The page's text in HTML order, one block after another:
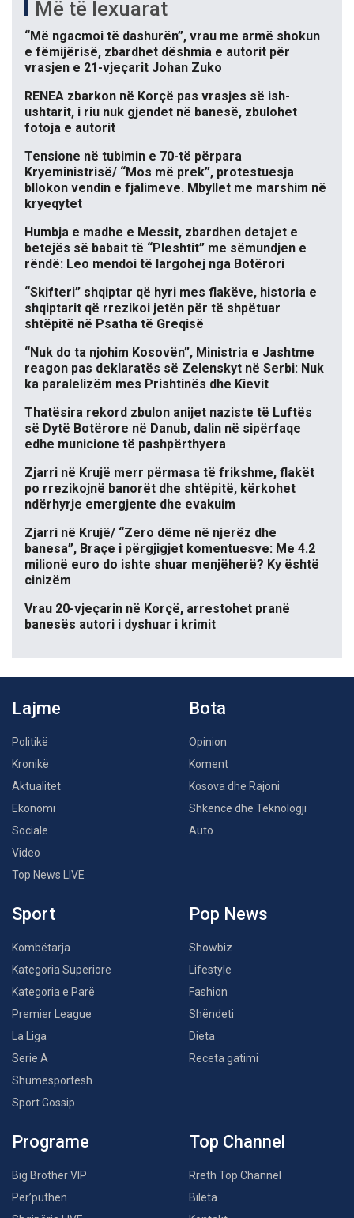
Më të lexuarat
“Më ngacmoi të dashurën”, vrau me armë shokun
e fëmijërisë, zbardhet dëshmia e autorit për
vrasjen e 21-vjeçarit Johan Zuko
RENEA zbarkon në Korçë pas vrasjes së ish-
ushtarit, i riu nuk gjendet në banesë, zbulohet
fotoja e autorit
Tensione në tubimin e 70-të përpara
Kryeministrisë/ “Mos më prek”, protestuesja
bllokon vendin e fjalimeve. Mbyllet me marshim në
kryeqytet
Humbja e madhe e Messit, zbardhen detajet e
betejës së babait të “Pleshtit” me sëmundjen e
rëndë: Leo mendoi të largohej nga Botërori
“Skifteri” shqiptar që hyri mes flakëve, historia e
shqiptarit që rrezikoi jetën për të shpëtuar
shtëpitë në Psatha të Greqisë
“Nuk do ta njohim Kosovën”, Ministria e Jashtme
reagon pas deklaratës së Zelenskyt në Serbi: Nuk
ka paralelizëm mes Prishtinës dhe Kievit
Thatësira rekord zbulon anijet naziste të Luftës
së Dytë Botërore në Danub, dalin në sipërfaqe
edhe municione të pashpërthyera
Zjarri në Krujë merr përmasa të frikshme, flakët
po rrezikojnë banorët dhe shtëpitë, kërkohet
ndërhyrje emergjente dhe evakuim
Zjarri në Krujë/ “Zero dëme në njerëz dhe
banesa”, Braçe i përgjigjet komentuesve: Me 4.2
milionë euro do ishte shuar menjëherë? Ky është
cinizëm
Vrau 20-vjeçarin në Korçë, arrestohet pranë
banesës autori i dyshuar i krimit
Lajme
Politikë
Kronikë
Aktualitet
Ekonomi
Sociale
Video
Top News LIVE
Bota
Opinion
Koment
Kosova dhe Rajoni
Shkencë dhe Teknologji
Auto
Sport
Kombëtarja
Kategoria Superiore
Kategoria e Parë
Premier League
La Liga
Serie A
Shumësportësh
Sport Gossip
Pop News
Showbiz
Lifestyle
Fashion
Shëndeti
Dieta
Receta gatimi
Programe
Big Brother VIP
Për’puthen
Top Channel
Rreth Top Channel
Bileta